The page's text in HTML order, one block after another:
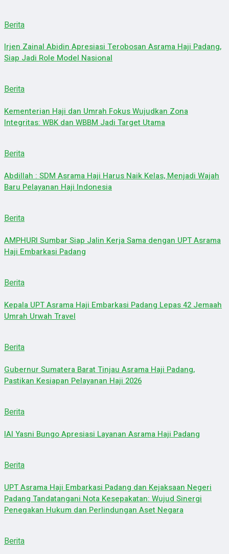
Berita
Irjen Zainal Abidin Apresiasi Terobosan Asrama Haji Padang,
Siap Jadi Role Model Nasional
Berita
Kementerian Haji dan Umrah Fokus Wujudkan Zona
Integritas: WBK dan WBBM Jadi Target Utama
Berita
Abdillah : SDM Asrama Haji Harus Naik Kelas, Menjadi Wajah
Baru Pelayanan Haji Indonesia
Berita
AMPHURI Sumbar Siap Jalin Kerja Sama dengan UPT Asrama
Haji Embarkasi Padang
Berita
Kepala UPT Asrama Haji Embarkasi Padang Lepas 42 Jemaah
Umrah Urwah Travel
Berita
Gubernur Sumatera Barat Tinjau Asrama Haji Padang,
Pastikan Kesiapan Pelayanan Haji 2026
Berita
IAI Yasni Bungo Apresiasi Layanan Asrama Haji Padang
Berita
UPT Asrama Haji Embarkasi Padang dan Kejaksaan Negeri
Padang Tandatangani Nota Kesepakatan: Wujud Sinergi
Penegakan Hukum dan Perlindungan Aset Negara
Berita